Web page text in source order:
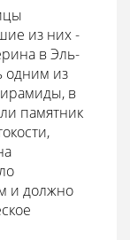
из них -
в Эль-
одним из
в
памятник
и должно